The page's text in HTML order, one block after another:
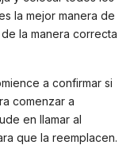
la mejor manera de
la manera correcta
a confirmar si
comenzar a
en llamar al
que la reemplacen.